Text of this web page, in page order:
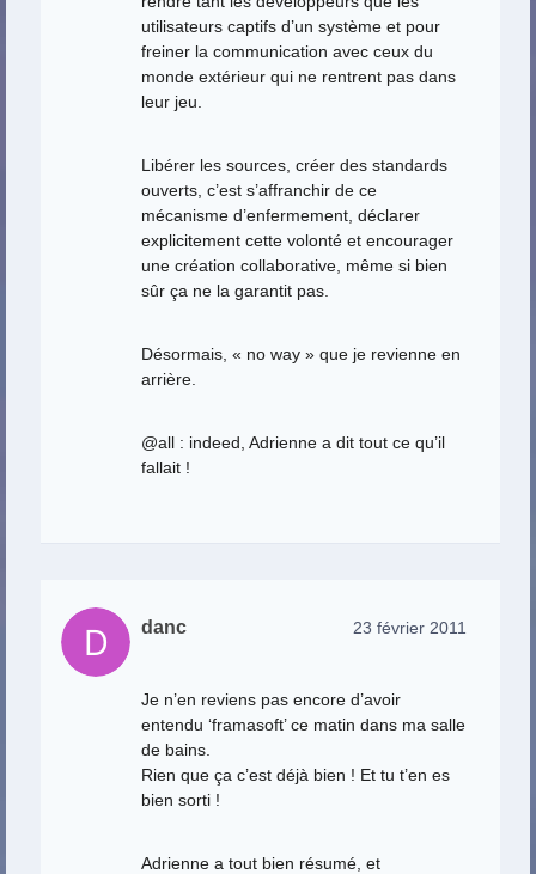
utilisateurs captifs d’un système et pour
freiner la communication avec ceux du
monde extérieur qui ne rentrent pas dans
leur jeu.
Libérer les sources, créer des standards
ouverts, c’est s’affranchir de ce
mécanisme d’enfermement, déclarer
explicitement cette volonté et encourager
une création collaborative, même si bien
sûr ça ne la garantit pas.
Désormais, « no way » que je revienne en
arrière.
@all : indeed, Adrienne a dit tout ce qu’il
fallait !
danc 23 février 2011
Je n’en reviens pas encore d’avoir
entendu ‘framasoft’ ce matin dans ma salle
de bains.
Rien que ça c’est déjà bien ! Et tu t’en es
bien sorti !
Adrienne a tout bien résumé, et